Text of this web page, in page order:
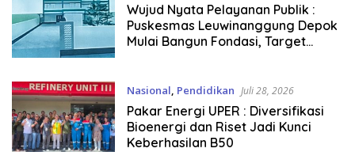
Wujud Nyata Pelayanan Publik :
Puskesmas Leuwinanggung Depok
Mulai Bangun Fondasi, Target
Nasional, Pendidikan Juli 28, 2026
Pakar Energi UPER : Diversifikasi
Bioenergi dan Riset Jadi Kunci
Keberhasilan B50